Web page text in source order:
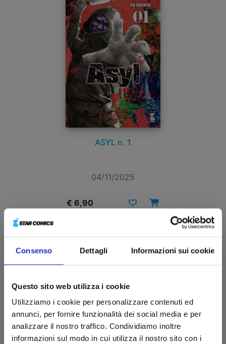
Consenso Dettagli Informazioni sui cookie
Questo sito web utilizza i cookie
Utilizziamo i cookie per personalizzare contenuti ed
annunci, per fornire funzionalità dei social media e per
analizzare il nostro traffico. Condividiamo inoltre
informazioni sul modo in cui utilizza il nostro sito con i
ASYL n. 1
04/11/2025
€ 6,90